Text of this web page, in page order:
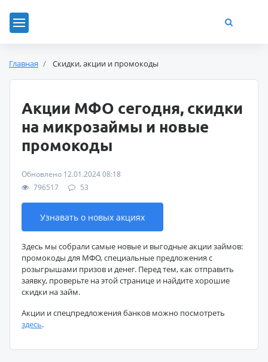
Главная Скидки, акции и промокоды
Акции МФО сегодня, скидки
на микрозаймы и новые
промокоды
Обновлено 12.01.2024 08:18
796517
53
Узнавать о новых акциях
Здесь мы собрали самые новые и выгодные акции займов:
промокоды для МФО, специальные предложения с
розыгрышами призов и денег. Перед тем, как отправить
заявку, проверьте на этой странице и найдите хорошие
скидки на займ.
Акции и спецпредложения банков можно посмотреть
здесь.